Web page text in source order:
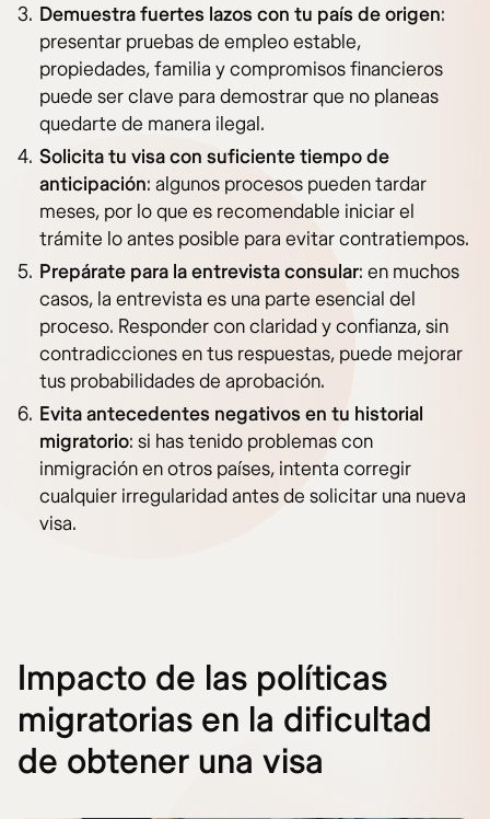
Demuestra fuertes lazos con tu país de origen:
presentar pruebas de empleo estable,
propiedades, familia y compromisos financieros
puede ser clave para demostrar que no planeas
quedarte de manera ilegal.
Solicita tu visa con suficiente tiempo de
anticipación: algunos procesos pueden tardar
meses, por lo que es recomendable iniciar el
trámite lo antes posible para evitar contratiempos.
Prepárate para la entrevista consular: en muchos
casos, la entrevista es una parte esencial del
proceso. Responder con claridad y confianza, sin
contradicciones en tus respuestas, puede mejorar
tus probabilidades de aprobación.
Evita antecedentes negativos en tu historial
migratorio: si has tenido problemas con
inmigración en otros países, intenta corregir
cualquier irregularidad antes de solicitar una nueva
visa.
Impacto de las políticas
migratorias en la dificultad
de obtener una visa